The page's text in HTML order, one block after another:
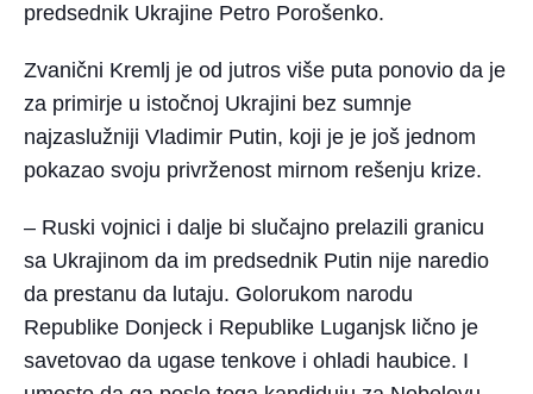
predsednik Ukrajine Petro Porošenko.
Zvanični Kremlj je od jutros više puta ponovio da je
za primirje u istočnoj Ukrajini bez sumnje
najzaslužniji Vladimir Putin, koji je je još jednom
pokazao svoju privrženost mirnom rešenju krize.
– Ruski vojnici i dalje bi slučajno prelazili granicu
sa Ukrajinom da im predsednik Putin nije naredio
da prestanu da lutaju. Golorukom narodu
Republike Donjeck i Republike Luganjsk lično je
savetovao da ugase tenkove i ohladi haubice. I